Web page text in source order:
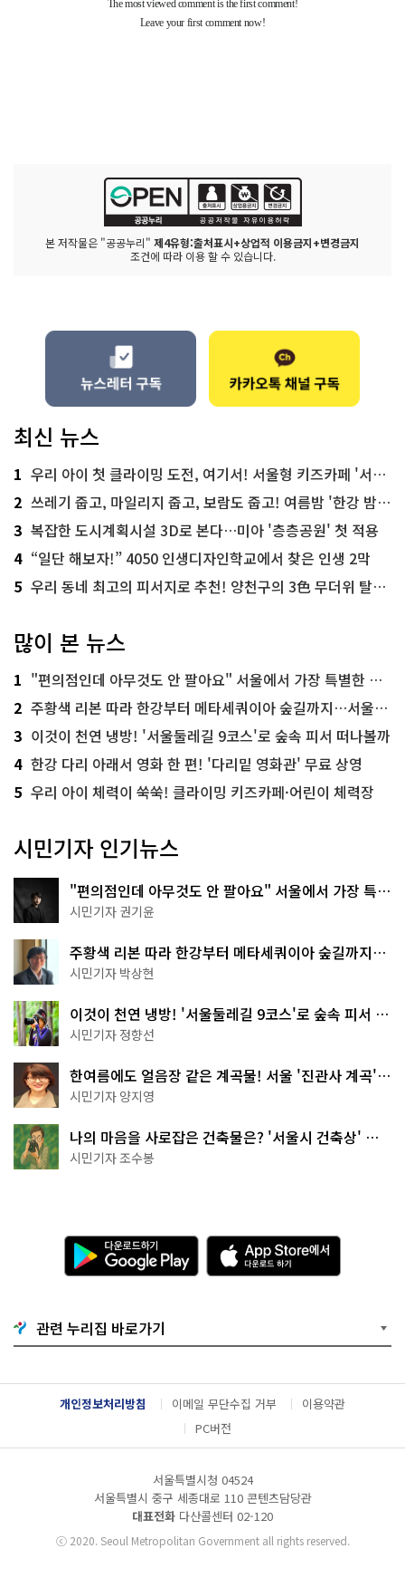
본 저작물은 "공공누리" 제4유형:출처표시+상업적 이용금지+변경금지
조건에 따라 이용 할 수 있습니다.
최신 뉴스
1 우리 아이 첫 클라이밍 도전, 여기서! 서울형 키즈카페 '서울가족플라자점'
2 쓰레기 줍고, 마일리지 줍고, 보람도 줍고! 여름밤 '한강 밤마실 줍깅'
3 복잡한 도시계획시설 3D로 본다…미아 '층층공원' 첫 적용
4 “일단 해보자!” 4050 인생디자인학교에서 찾은 인생 2막
5 우리 동네 최고의 피서지로 추천! 양천구의 3色 무더위 탈출 명소
많이 본 뉴스
1 "편의점인데 아무것도 안 팔아요" 서울에서 가장 특별한 편의점의 정체
2 주황색 리본 따라 한강부터 메타세쿼이아 숲길까지…서울둘레길 15코스
3 이것이 천연 냉방! '서울둘레길 9코스'로 숲속 피서 떠나볼까
4 한강 다리 아래서 영화 한 편! '다리밑 영화관' 무료 상영
5 우리 아이 체력이 쑥쑥! 클라이밍 키즈카페·어린이 체력장
시민기자 인기뉴스
"편의점인데 아무것도 안 팔아요" 서울에서 가장 특별
한 편의점의 정체
시민기자 권기윤
주황색 리본 따라 한강부터 메타세쿼이아 숲길까지…
서울둘레길 15코스
시민기자 박상현
이것이 천연 냉방! '서울둘레길 9코스'로 숲속 피서 떠
나볼까
시민기자 정향선
한여름에도 얼음장 같은 계곡물! 서울 '진관사 계곡'이
천국이네~
시민기자 양지영
나의 마음을 사로잡은 건축물은? '서울시 건축상' 수
상작 공개!
시민기자 조수봉
다
운
로
기
G
o
g
l
e
l
A
p
p
e
서
다
운
드
관련 누리집 바로가기
개인정보처리방침 이메일 무단수집 거부
이용약관
PC버전
서울특별시청 04524
서울특별시 중구 세종대로 110 콘텐츠담당관
대표전화 다산콜센터 02-120
ⓒ2020. Seoul Metropolitan Government all rights reserved.